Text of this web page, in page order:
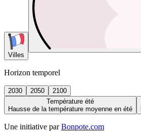
Villes
Horizon temporel
2030 2050
2100
Température été
Hausse de la température moyenne en été
Une initiative par Bonpote.com